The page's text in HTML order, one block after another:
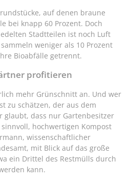
auf denen braune
bei knapp 60 Prozent. Doch
Stadtteilen ist noch Luft
weniger als 10 Prozent
Bioabfälle getrennt.
profitieren
mehr Grünschnitt an. Und wer
zu schätzen, der aus dem
glaubt, dass nur Gartenbesitzer
hochwertigen Kompost
wissenschaftlicher
mit Blick auf das große
ein Drittel des Restmülls durch
kann.